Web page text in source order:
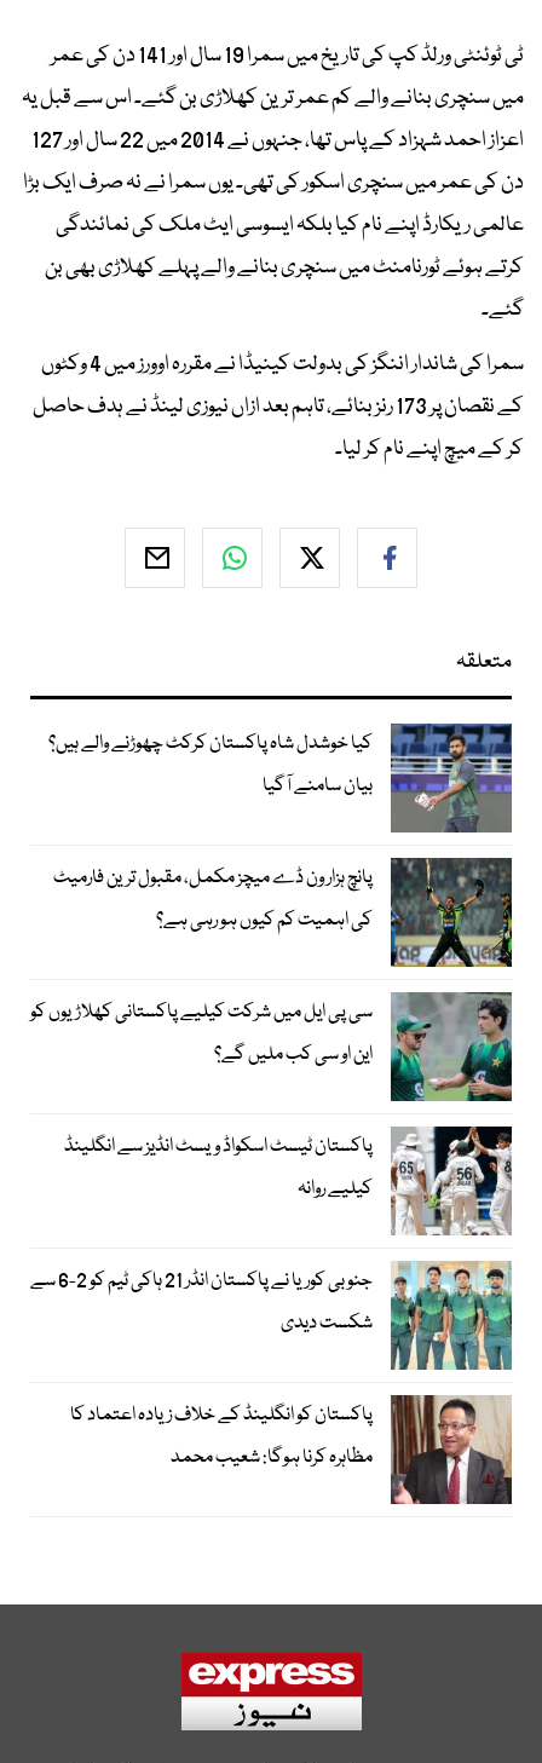
ٹی ٹوئنٹی ورلڈ کپ کی تاریخ میں سمرا 19 سال اور 141 دن کی عمر
میں سنچری بنانے والے کم عمر ترین کھلاڑی بن گئے۔ اس سے قبل یہ
اعزاز احمد شہزاد کے پاس تھا، جنہوں نے 2014 میں 22 سال اور 127
دن کی عمر میں سنچری اسکور کی تھی۔ یوں سمرا نے نہ صرف ایک بڑا
عالمی ریکارڈ اپنے نام کیا بلکہ ایسوسی ایٹ ملک کی نمائندگی
کرتے ہوئے ٹورنامنٹ میں سنچری بنانے والے پہلے کھلاڑی بھی بن
گئے۔
سمرا کی شاندار اننگز کی بدولت کینیڈا نے مقررہ اوورز میں 4 وکٹوں
کے نقصان پر 173 رنز بنائے، تاہم بعد ازاں نیوزی لینڈ نے ہدف حاصل
کر کے میچ اپنے نام کر لیا۔
متعلقہ
کیا خوشدل شاہ پاکستان کرکٹ چھوڑنے والے ہیں؟
بیان سامنے آگیا
پانچ ہزار ون ڈے میچز مکمل، مقبول ترین فارمیٹ
کی اہمیت کم کیوں ہو رہی ہے؟
سی پی ایل میں شرکت کیلیے پاکستانی کھلاڑیوں کو
این او سی کب ملیں گے؟
پاکستان ٹیسٹ اسکواڈ ویسٹ انڈیز سے انگلینڈ
کیلیے روانہ
جنوبی کوریا نے پاکستان انڈر 21 ہاکی ٹیم کو 2-6 سے
شکست دیدی
پاکستان کو انگلینڈ کے خلاف زیادہ اعتماد کا
مظاہرہ کرنا ہوگا: شعیب محمد